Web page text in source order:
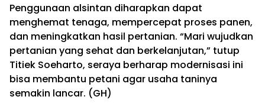
Penggunaan alsintan diharapkan dapat
menghemat tenaga, mempercepat proses panen,
dan meningkatkan hasil pertanian. “Mari wujudkan
pertanian yang sehat dan berkelanjutan,” tutup
Titiek Soeharto, seraya berharap modernisasi ini
bisa membantu petani agar usaha taninya
semakin lancar. (GH)